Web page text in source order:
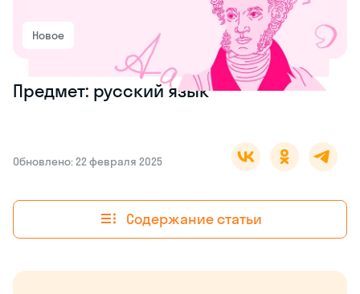
Новое
Предмет: русский язык
Обновлено: 22 февраля 2025
Содержание статьи